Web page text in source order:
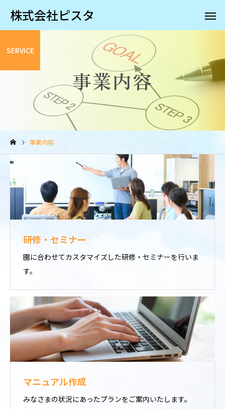
株式会社ピスタ
事業内容
SERVICE
事業内容
研修・セミナー
園に合わせてカスタマイズした研修・セミナーを行いま
す。
マニュアル作成
みなさまの状況にあったプランをご案内いたします。